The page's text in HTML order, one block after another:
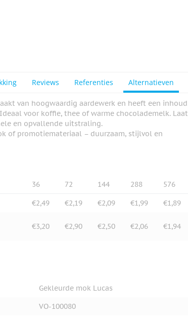
Reviews Referenties Alternatieven
van hoogwaardig aardewerk en heeft een inhoud
voor koffie, thee of warme chocolademelk. Laat
en opvallende uitstraling.
of promotiemateriaal – duurzaam, stijlvol en
36 72 144 288 576
€2,49 €2,19 €2,09 €1,99
€1,89
€3,20 €2,90 €2,50 €2,06 €1,94
Gekleurde mok Lucas
VO-100080